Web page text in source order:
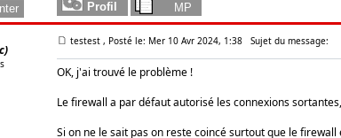
testest , Posté le: Mer 10 Avr 2024, 1:38 Sujet du message:
OK, j'ai trouvé le problème !
Le firewall a par défaut autorisé les connexions
Si on ne le sait pas on reste coincé surtout que le